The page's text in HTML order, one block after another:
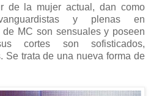
de la mujer actual, dan como
y plenas en
MC son sensuales y poseen
cortes son sofisticados,
Se trata de una nueva forma de